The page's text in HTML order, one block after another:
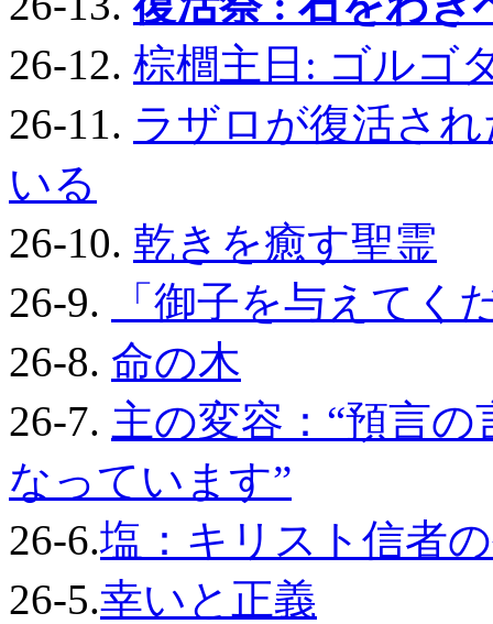
26-12. 棕櫚主日: ゴルゴ
26-11. ラザロが復活さ
いる
26-10. 乾きを癒す聖霊
26-9.
「御子を与えてく
26-8. 命の木
26-7. 主の変容：“預言
なっています”
26-6.塩：キリスト信者
26-5.幸いと正義